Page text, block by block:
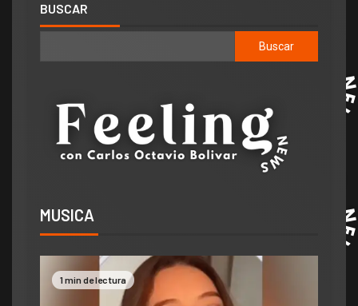
BUSCAR
Buscar
MUSICA
1 min de lectura